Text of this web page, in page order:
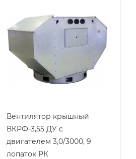
Вентилятор крышный
ВКРФ-3,55 ДУ с
двигателем 3,0/3000, 9
лопаток РК